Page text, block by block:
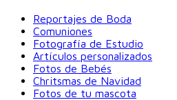
Reportajes de Boda
Comuniones
Fotografía de Estudio
Artículos personalizados
Fotos de Bebés
Chritsmas de Navidad
Fotos de tu mascota